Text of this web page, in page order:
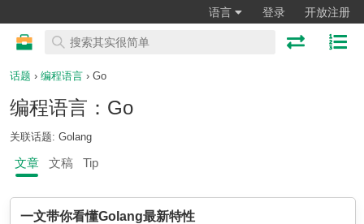
语言 登录 开放注册
话题 › 编程语言 › Go
编程语言：Go
关联话题: Golang
文章 文稿 Tip
一文带你看懂Golang最新特性